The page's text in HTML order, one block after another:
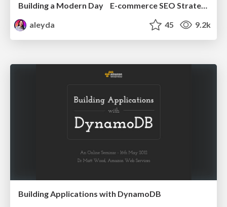
Building a Modern Day E-commerce SEO Strategy
aleyda
45 9.2k
Building Applications with DynamoDB